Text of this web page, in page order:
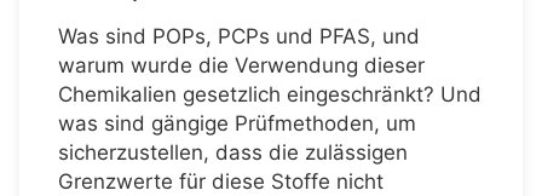
Was sind POPs, PCPs und PFAS, und
warum wurde die Verwendung dieser
Chemikalien gesetzlich eingeschränkt? Und
was sind gängige Prüfmethoden, um
sicherzustellen, dass die zulässigen
Grenzwerte für diese Stoffe nicht